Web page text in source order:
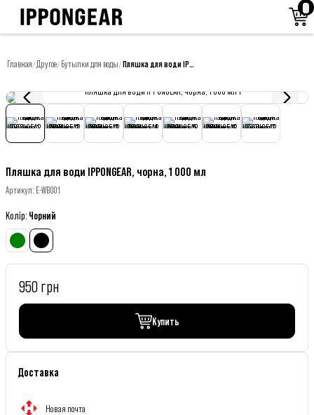
Главная/Другое/ Бутылки для воды/ Пляшка для води IPPONGEAR, чорна, 1 000 мл
Пляшка для води IPPONGEAR, чорна, 1 000 мл
Артикул: E-WB001
Колір: Чорний
950 грн
Купить
Доставка
Новая почта